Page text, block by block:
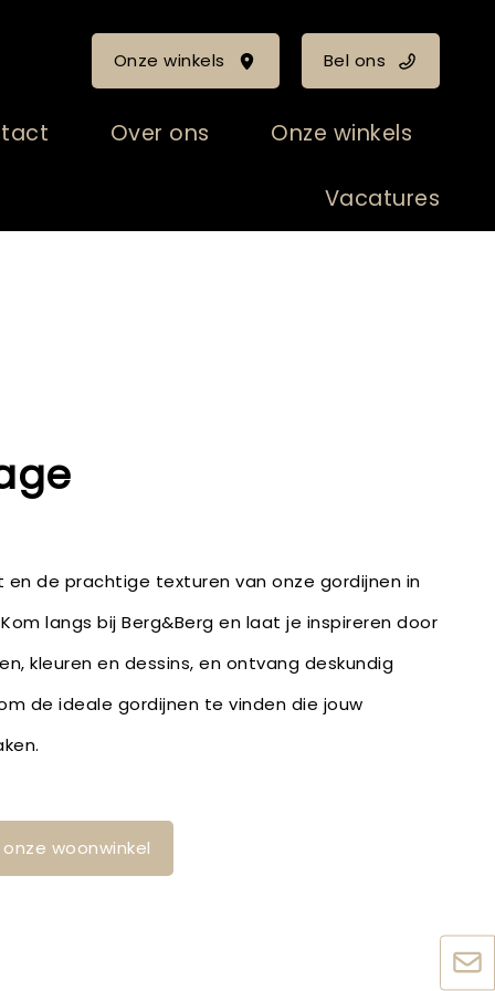
Onze winkels Bel ons
Over ons Onze winkels
Vacatures
en de prachtige texturen van onze gordijnen in
langs bij Berg&Berg en laat je inspireren door
kleuren en dessins, en ontvang deskundig
de ideale gordijnen te vinden die jouw
woonwinkel